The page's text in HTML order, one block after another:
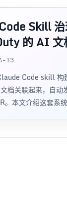
Skill
的 AI 文
13
Code skill 构
档关联起来，自动
。本文介绍这套系